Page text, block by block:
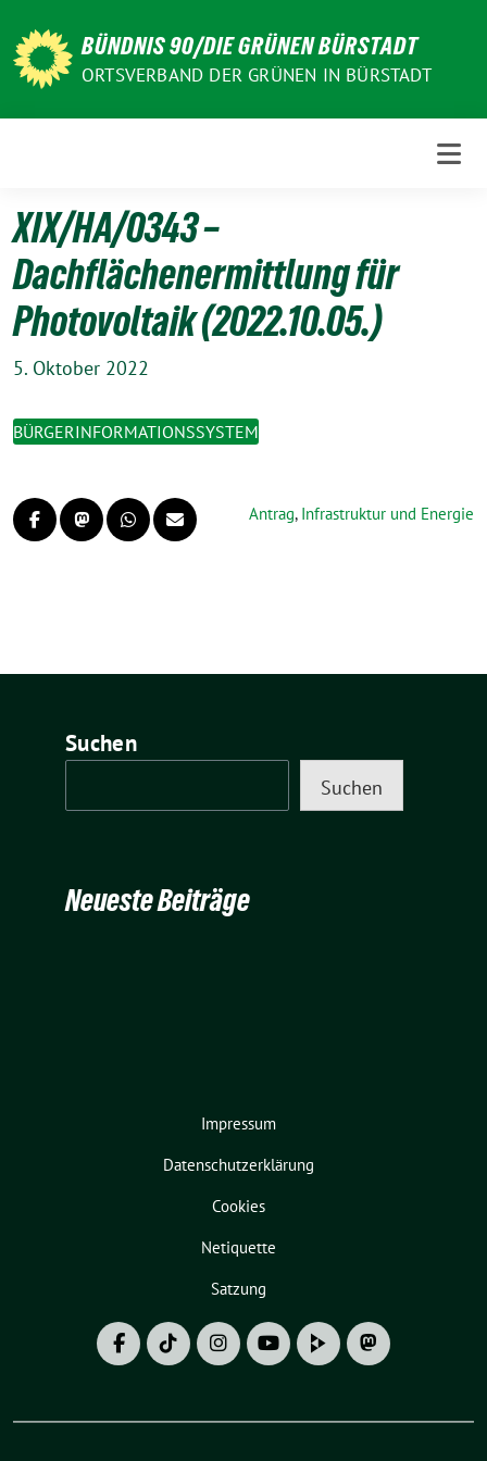
zum
Inhalt
BÜNDNIS 90/DIE GRÜNEN BÜRSTADT
ORTSVERBAND DER GRÜNEN IN BÜRSTADT
XIX/HA/0343 –
Dachflächenermittlung für
Photovoltaik (2022.10.05.)
5. Oktober 2022
BÜRGERINFORMATIONSSYSTEM
Antrag, Infrastruktur und Energie
Suchen
Suchen
Neueste Beiträge
Impressum
Datenschutzerklärung
Cookies
Netiquette
Satzung